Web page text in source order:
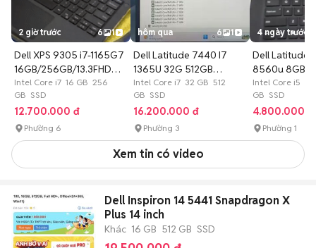
2 giờ trước 6 1
Dell XPS 9305 i7-1165G7
16GB/256GB/13.3FHD
WIN 11
Intel Core i7 16 GB 256
GB SSD
12.700.000 đ
Phường 6
hôm qua 6 1
Dell Latitude 7440 I7
1365U 32G 512GB
14"FHD+ 99%
Intel Core i7 32 GB 512
GB SSD
16.200.000 đ
Phường 3
4 ngày trước
Dell Latitude
8560u 8GB/
Intel Core i5 8
GB SSD
4.800.000 đ
Phường 1
Xem tin có video
Dell Inspiron 14 5441 Snapdragon X
Plus 14 inch
Khác 16 GB 512 GB SSD